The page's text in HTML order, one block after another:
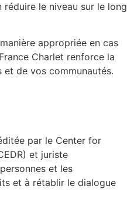
le niveau sur le long
appropriée en cas
Charlet renforce la
de vos communautés.
par le Center for
et juriste
et les
et à rétablir le dialogue